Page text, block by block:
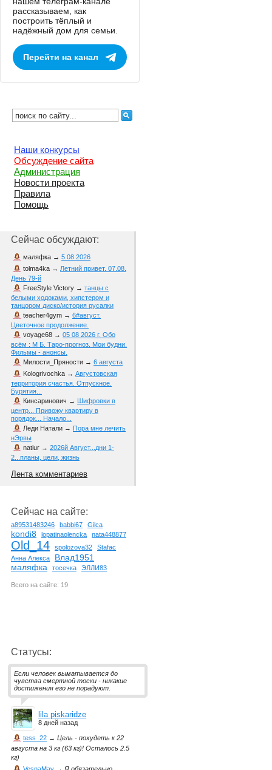
рассказываем, как
построить тёплый и
надёжный дом для семьи.
Перейти на канал
Наши конкурсы
Обсуждение сайта
Администрация
Новости проекта
Правила
Помощь
Сейчас обсуждают:
маляфка → 5.08.2026
tolma4ka → Летний привет. 07.08.
День 79-й
FreeStyle Victory → танцы с
белыми ходоками, хипстером и
танцором диско/история русалки
teacher4gym → 6#август.
Цветочное продолжение.
voyage68 → 05 08 2026 г. Обо
всём : М Б. Таро-прогноз. Мои будни.
Фильмы - анонсы.
Милости_Пряности → 6 августа
Kologrivochka → Августовская
территория счастья. Отпускное.
Бурятия...
Кинсаринович → Шифровки в
центр... Привожу квартиру в
порядок... Начало...
Леди Натали → Пора мне лечить
нЭрвы
natiur → 2026й Август...дни 1-
2...планы, цели, жизнь
Лента комментариев
Сейчас на сайте:
a89531483246 babbi67 Gilca
kondi8 lopatinaolencka nata448877
Old_14 spolozova32
Stafac
Анна Алекса
Влад1951
маляфка
тосечка ЭЛЛИ83
Всего на сайте: 19
Статусы:
Если человек выматывается до
чувства смертной тоски - никакие
достижения его не порадуют.
lila piskaridze
8 дней назад
tess_22 → Цель - похудеть к 22
августа на 3 кг (63 кг)! Осталось 2.5
кг)